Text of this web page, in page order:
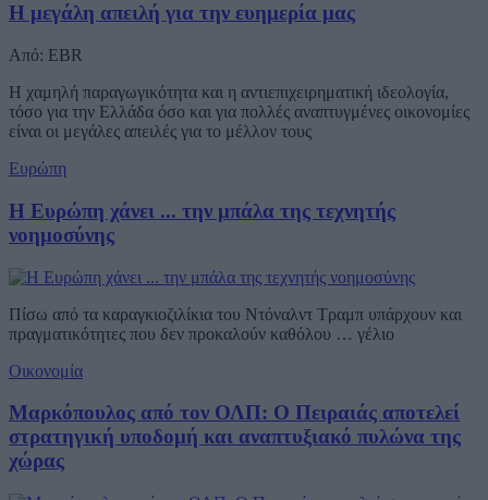
Η μεγάλη απειλή για την ευημερία μας
Από: EBR
Η χαμηλή παραγωγικότητα και η αντιεπιχειρηματική ιδεολογία,
τόσο για την Ελλάδα όσο και για πολλές αναπτυγμένες οικονομίες
είναι οι μεγάλες απειλές για το μέλλον τους
Ευρώπη
Η Ευρώπη χάνει ... την μπάλα της τεχνητής
νοημοσύνης
Πίσω από τα καραγκιοζιλίκια του Ντόναλντ Τραμπ υπάρχουν και
πραγματικότητες που δεν προκαλούν καθόλου … γέλιο
Οικονομία
Μαρκόπουλος από τον ΟΛΠ: Ο Πειραιάς αποτελεί
στρατηγική υποδομή και αναπτυξιακό πυλώνα της
χώρας